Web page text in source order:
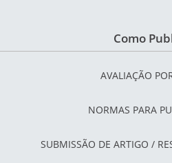
Como
AVALIAÇÃO
NORMAS PARA
SUBMISSÃO DE ARTIGO /